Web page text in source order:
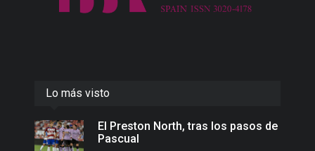
Lo más visto
El Preston North, tras los pasos de
Pascual